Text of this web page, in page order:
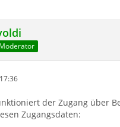
Moderator
der Zugang über
Zugangsdaten: